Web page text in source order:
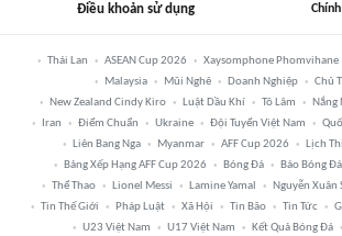
Điều khoản sử dụng
Thái Lan ASEAN Cup 2026 Xaysomphone Phomvihane
Malaysia
Mũi Nghê Doanh Nghiệp
Chủ
New Zealand Cindy Kiro
Luật Dầu Khí Tô Lâm Nắng
Iran
Điểm Chuẩn Ukraine Đội Tuyển Việt Nam
Liên Bang Nga
Myanmar AFF Cup 2026
Lịch
Bảng Xếp Hạng AFF Cup 2026
Bóng Đá Báo Bóng Đá
Thể Thao
Lionel Messi Lamine Yamal Nguyễn Xuân
Tin Thế Giới
Pháp Luật Xã Hội Tin Bão Tin Tức
U23 Việt Nam
U17 Việt Nam Kết Quả Bóng Đá